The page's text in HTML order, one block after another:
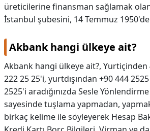
üreticilerine finansman sağlamak
İstanbul şubesini, 14 Temmuz 1950'de
Akbank hangi ülkeye ait?
Akbank hangi ülkeye ait?, Yurtiçinden
222 25 25'i, yurtdışından +90 444
2525'i aradığınızda Sesle
sayesinde tuşlama yapmadan,
birkaç kelime ile söyleyerek Hesap